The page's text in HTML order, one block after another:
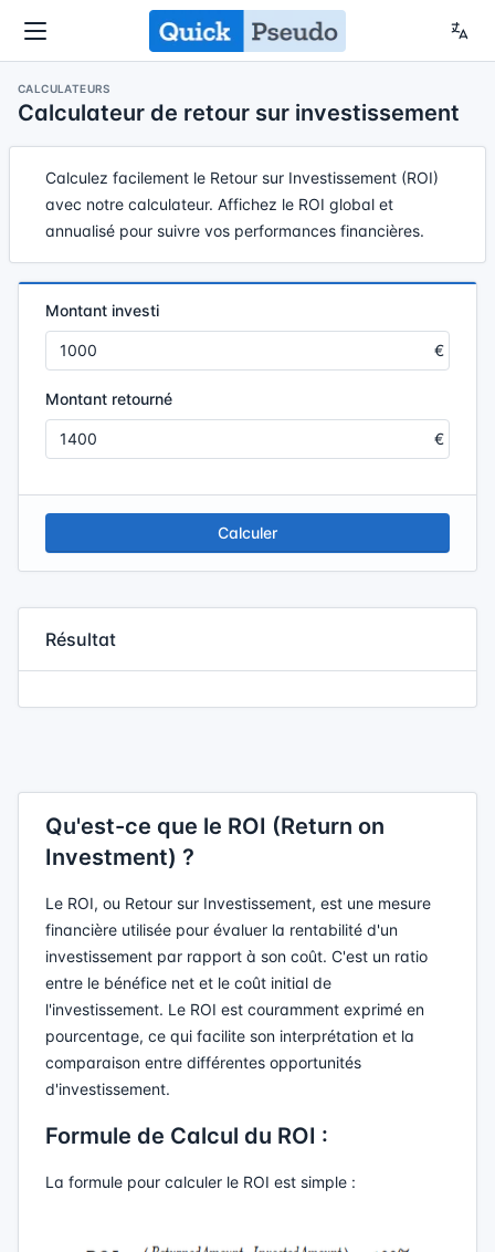
CALCULATEURS
Calculateur de retour sur investissement
Calculez facilement le Retour sur Investissement (ROI)
avec notre calculateur. Affichez le ROI global et
annualisé pour suivre vos performances financières.
Montant investi
Montant retourné
Calculer
Résultat
Qu'est-ce que le ROI (Return on
Investment) ?
Le ROI, ou Retour sur Investissement, est une mesure
financière utilisée pour évaluer la rentabilité d'un
investissement par rapport à son coût. C'est un ratio
entre le bénéfice net et le coût initial de
l'investissement. Le ROI est couramment exprimé en
pourcentage, ce qui facilite son interprétation et la
comparaison entre différentes opportunités
d'investissement.
Formule de Calcul du ROI :
La formule pour calculer le ROI est simple :